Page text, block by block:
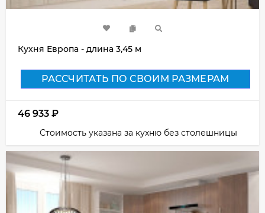
Кухня Европа - длина 3,45 м
РАССЧИТАТЬ ПО СВОИМ РАЗМЕРАМ
46 933 ₽
Стоимость указана за кухню без столешницы